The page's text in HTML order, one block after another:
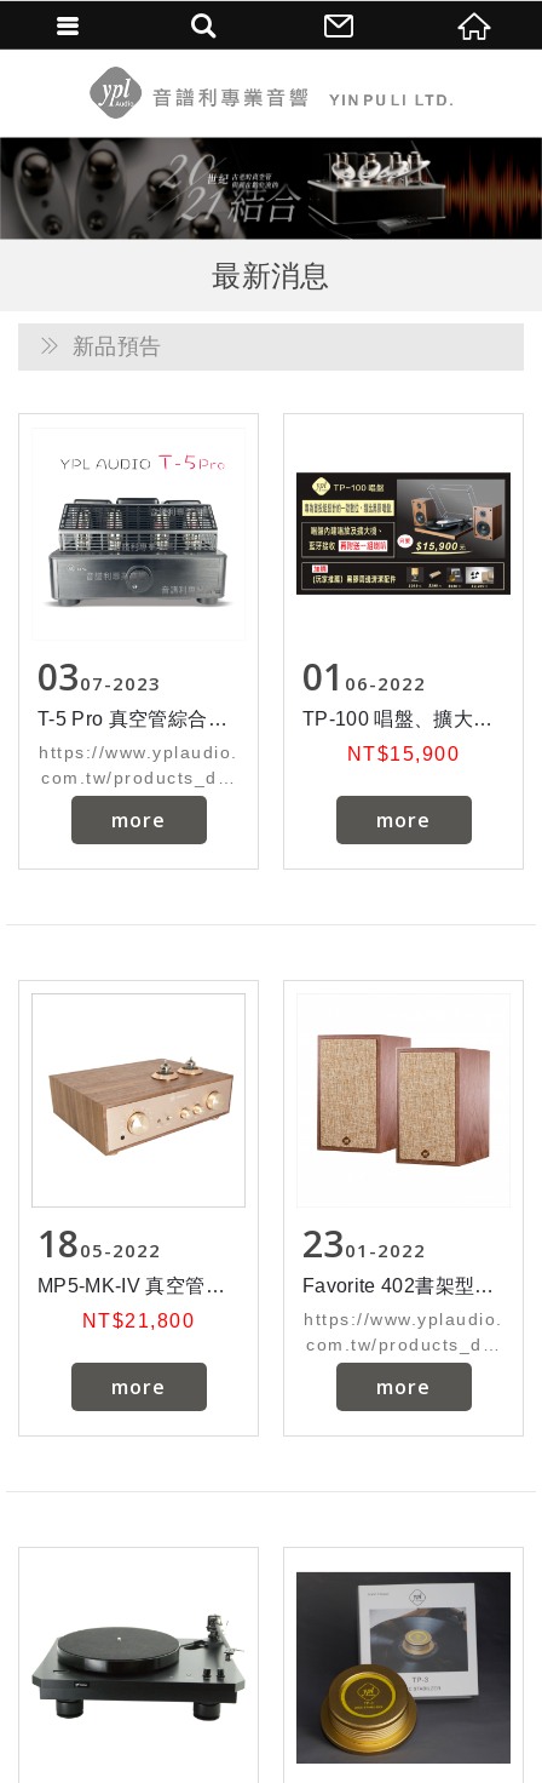
最新消息
新品預告
0307 2023
T-5 Pro 真空管綜合擴大機
https://www.yplaudio.
com.tw/products_det
more
01 06 2022
TP-100 唱盤、擴大機、藍芽接收器、音箱(一體機)
NT$15,900
more
1805 2022
MP5-MK-IV 真空管綜合擴大機
NT$21,800
more
2301 2022
Favorite 402書架型喇叭
https://www.yplaudio.
com.tw/products_det
more